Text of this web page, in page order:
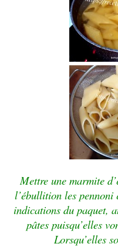
Mettre une marmite
l’ébullition les pennoni
indications du paquet,
pâtes puisqu’elles
Lorsqu’elles